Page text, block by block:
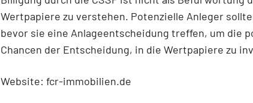
Wertpapiere zu verstehen. Potenzielle Anleger
bevor sie eine Anlageentscheidung treffen, um die
Chancen der Entscheidung, in die Wertpapiere zu
Website: fcr-immobilien.de